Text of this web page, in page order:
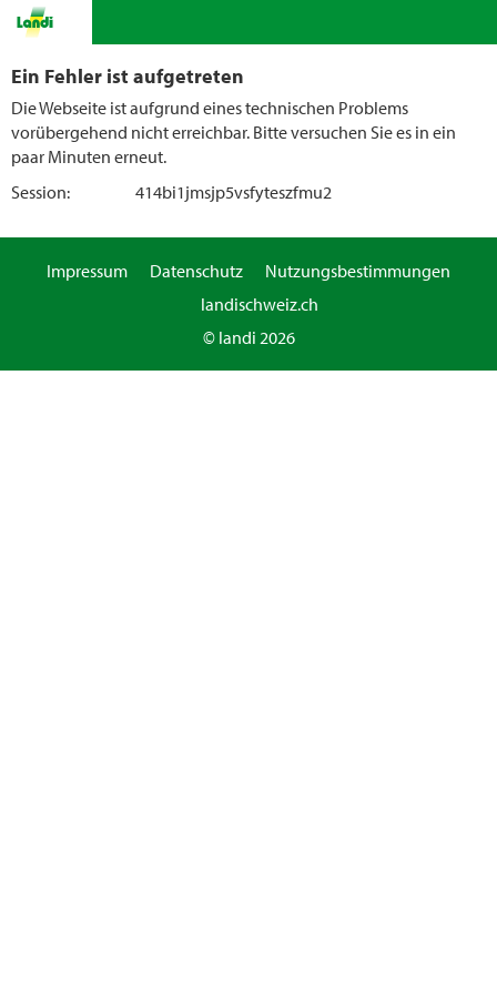
Ein Fehler ist aufgetreten
Die Webseite ist aufgrund eines technischen Problems
vorübergehend nicht erreichbar. Bitte versuchen Sie es in ein
paar Minuten erneut.
Session:
414bi1jmsjp5vsfyteszfmu2
Impressum Datenschutz
Nutzungsbestimmungen
landischweiz.ch
© landi 2026